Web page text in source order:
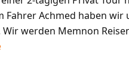
Achmed haben
werden Memnon